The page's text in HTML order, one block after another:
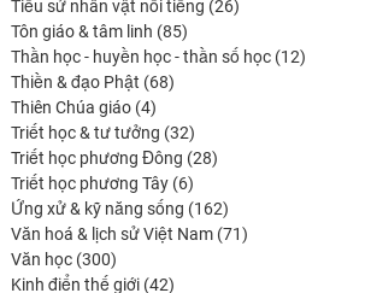
produits
Tiểu sử nhân vật nổi tiếng 2626
Tôn giáo & tâm linh 8585
produits
Thần học - huyền học - thần số học 1212
Thiền & đạo Phật 6868
Thiên Chúa giáo 44
produits
Triết học & tư tưởng 3232
produits
Triết học phương Đông 2828
Triết học phương Tây 66
produits
Ứng xử & kỹ năng sống 162162
produits
Văn hoá & lịch sử Việt Nam 7171
Văn học 300300
produits
Kinh điển thế giới 4242